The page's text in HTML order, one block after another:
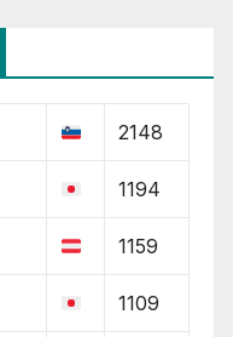
2148
1194
1159
1109